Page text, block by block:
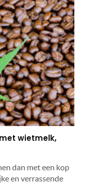
wietmelk,
dan met een kop
en verrassende